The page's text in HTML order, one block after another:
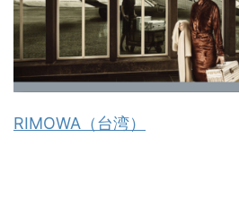
RIMOWA（台湾）